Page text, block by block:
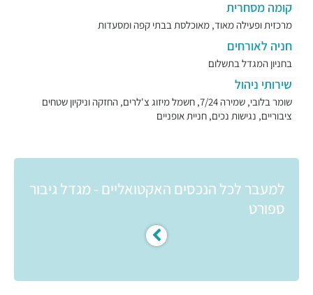
קומה מסחרית
מרכזית ופעילה מאוד, מאוכלסת בבתי קפה ומסעדות
חניה לאורחים
בחניון המגדל בתשלום
שירותי ניהול
שומר בלובי, שמירה 7/24, חשמל מיזוג צ'לרים, החזקה וניקיון שטחים
ציבוריים, נגישות נכים, חניית אופניים
למעבר לכל הנכסים האקטואליים - מגדל גיבור
ספורט